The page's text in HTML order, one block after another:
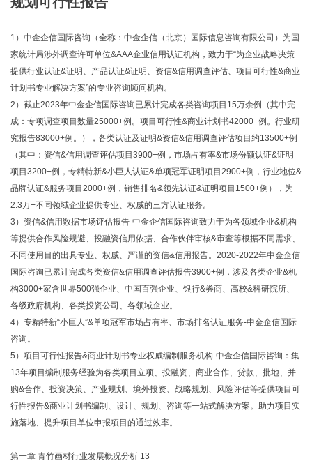
1）中金企信国际咨询（全称：中金企信（北京）国际信息咨询有限公司）为国
家统计局涉外调查许可单位&AAA企业信用认证机构，致力于“为企业战略决策
提供行业认证&证明、产品认证&证明、资信&信用调查评估、项目可行性&商业
计划书专业解决方案”的专业咨询顾问机构。
2）截止2023年中金企信国际咨询已累计完成各类咨询项目15万余例（其中完
成：专项调查项目数量25000+例。项目可行性&商业计划书42000+例。行业研
究报告83000+例。），各类认证及证明&资信&信用调查评估项目约13500+例
（其中：资信&信用调查评估项目3900+例，市场占有率&市场份额认证&证明
项目3200+例，专精特新&小巨人认证&单项冠军证明项目2900+例，行业地位&
品牌认证&服务项目2000+例，销售排名&领先认证&证明项目1500+例），为
2.3万+不同领域企业提供专业、权威的三方认证服务。
3）资信&信用数据市场评估报告-中金企信国际咨询致力于为各领域企业&机构
等提供合作风险规避、投融资信用依据、合作伙伴审核&审查等根据不同需求、
不同使用目的出具专业、权威、严谨的资信&信用报告。2020-2022年中金企信
国际咨询已累计完成各类资信&信用调查评估报告3900+例，涉及各类企业&机
构3000+家含世界500强企业、中国百强企业、银行&券商、高校&科研院所、
各级政府机构、各类投资公司、各领域企业。
4）专精特新“小巨人”&单项冠军市场占有率、市场排名认证服务-中金企信国际
咨询。
5）项目可行性报告&商业计划书专业权威编制服务机构-中金企信国际咨询：集
13年项目编制服务经验为各类项目立项、投融资、商业合作、贷款、批地、并
购&合作、投资决策、产业规划、境外投资、战略规划、风险评估等提供项目可
行性报告&商业计划书编制、设计、规划、咨询等一站式解决方案。助力项目实
施落地、提升项目单位申报项目的通过效率。
第一章 青竹画材行业发展概况分析 13